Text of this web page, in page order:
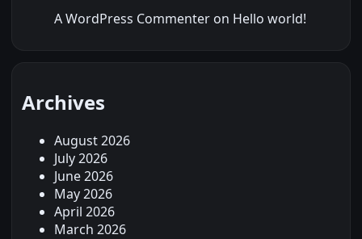
A WordPress Commenter on Hello world!
Archives
August 2026
July 2026
June 2026
May 2026
April 2026
March 2026